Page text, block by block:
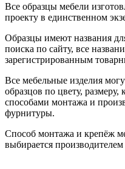
Все образцы мебели
проекту в единственном
Образцы имеют названия
поиска по сайту, все
зарегистрированным
Все мебельные изделия
образцов по цвету,
способами монтажа и
фурнитуры.
Способ монтажа и крепёж
выбирается